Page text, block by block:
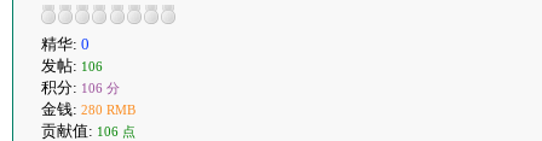
精华: 0
发帖: 106
积分: 106 分
金钱: 280 RMB
贡献值: 106 点